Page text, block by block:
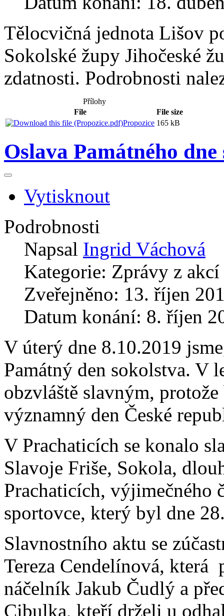
Tělocvičná jednota Lišov
Sokolské župy Jihočeské
zdatnosti. Podrobnosti
Přílohy
File
File size
Propozice 165 kB
Oslava Památného
Vytisknout
Podrobnosti
Napsal Ingrid Váchová
Kategorie: Zprávy z akcí
Zveřejněno: 13. říjen
Datum konání: 8. říjen
V úterý dne 8.10.2019
Památný den sokolstva. V
obzvláště slavným,
významný den České
V Prachaticích se konalo
Slavoje Friše, Sokola,
Prachaticích, výjimečného
sportovce, který byl dne
Slavnostního aktu se
Tereza Cendelínová, která
náčelník Jakub Čudlý a
Cibulka, kteří drželi u